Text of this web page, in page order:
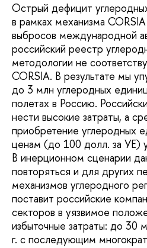
Острый дефицит
в рамках механизма
выбросов международной
российский реестр
методологии не
CORSIA. В результате мы
до 3 млн углеродных
полетах в Россию.
нести высокие затраты, а
приобретение углеродных
ценам (до 100 долл. за УЕ)
В инерционном сценарии
повторяться и для других
механизмов углеродного
поставит российские
секторов в уязвимое
избыточные затраты: до 30
г. с последующим